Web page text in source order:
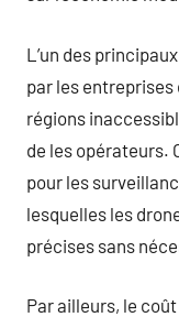
L’un des
par les
régions
de les opérateurs.
pour les
lesquelles les
précises sans
Par ailleurs, le